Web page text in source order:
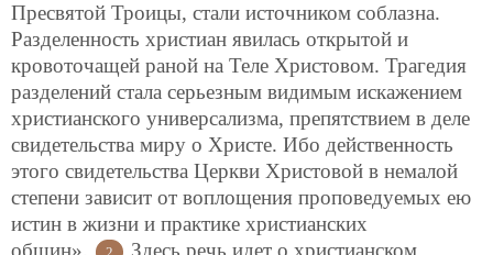
Пресвятой Троицы, стали источником соблазна.
Разделенность христиан явилась открытой и
кровоточащей раной на Теле Христовом. Трагедия
разделений стала серьезным видимым искажением
христианского универсализма, препятствием в деле
свидетельства миру о Христе. Ибо действенность
этого свидетельства Церкви Христовой в немалой
степени зависит от воплощения проповедуемых ею
истин в жизни и практике христианских